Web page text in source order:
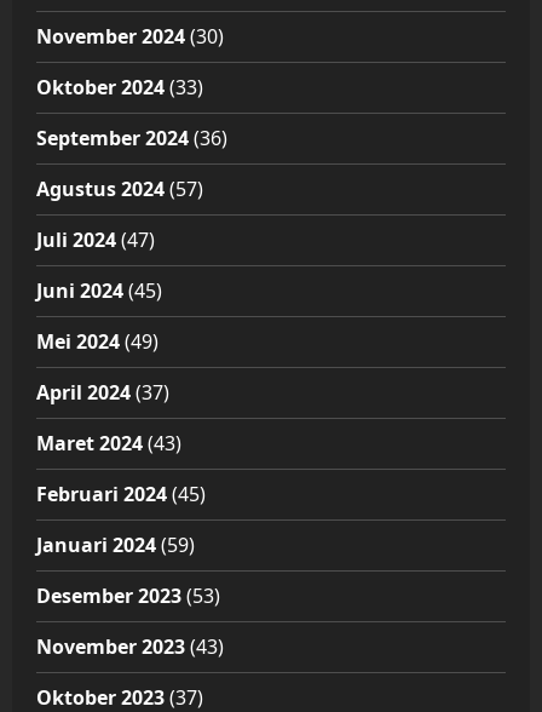
November 2024(30)
Oktober 2024(33)
September 2024(36)
Agustus 2024(57)
Juli 2024(47)
Juni 2024(45)
Mei 2024(49)
April 2024(37)
Maret 2024(43)
Februari 2024(45)
Januari 2024(59)
Desember 2023(53)
November 2023(43)
Oktober 2023(37)